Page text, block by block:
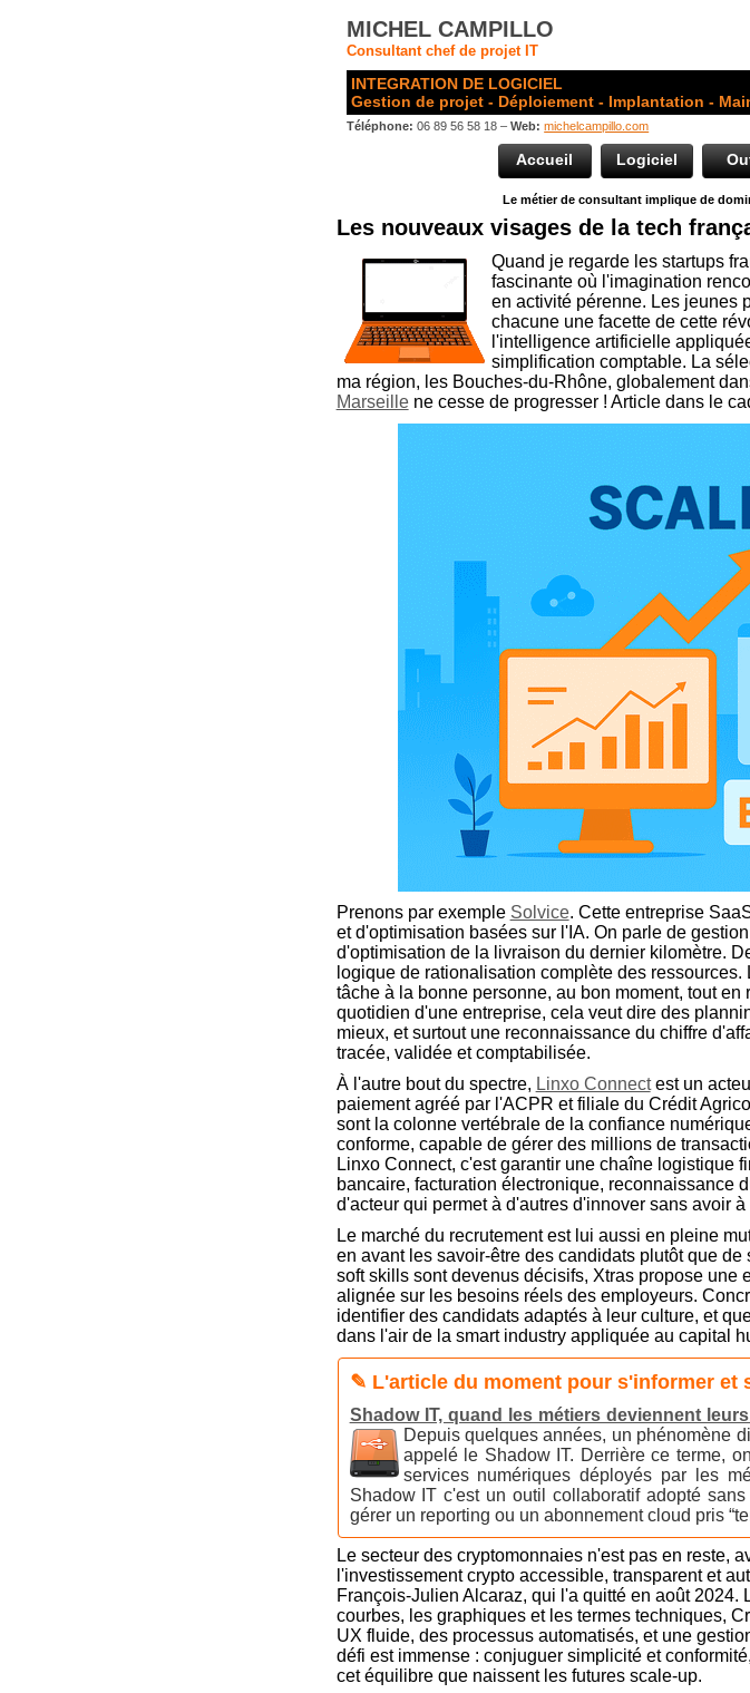
MICHEL CAMPILLO
Consultant chef de projet IT
INTEGRATION DE LOGICIEL
Gestion de projet - Déploiement - Implantation -
Téléphone: 06 89 56 58 18 –Web: michelcampillo.com
Accueil Logiciel
Le métier de consultant implique de
Les nouveaux visages de la tech
Quand je regarde les startups
fascinante où l'imagination
en activité pérenne. Les jeunes
chacune une facette de cette
l'intelligence artificielle
simplification comptable. La
ma région, les Bouches-du-Rhône, globalement
Marseillene cesse de progresser ! Article dans le
Prenons par exemple Solvice. Cette entreprise
et d'optimisation basées sur l'IA. On parle de
d'optimisation de la livraison du dernier kilomètre.
logique de rationalisation complète des
tâche à la bonne personne, au bon moment, tout
quotidien d'une entreprise, cela veut dire des
mieux, et surtout une reconnaissance du chiffre
tracée, validée et comptabilisée.
À l'autre bout du spectre, Linxo Connectest un
paiement agréé par l'ACPR et filiale du Crédit
sont la colonne vertébrale de la confiance
conforme, capable de gérer des millions de
Linxo Connect, c'est garantir une chaîne logistique
bancaire, facturation électronique, reconnaissance
d'acteur qui permet à d'autres d'innover sans avoir
Le marché du recrutement est lui aussi en pleine
en avant les savoir-être des candidats plutôt que
soft skills sont devenus décisifs, Xtras propose une
alignée sur les besoins réels des employeurs.
identifier des candidats adaptés à leur culture, et
dans l'air de la smart industry appliquée au capital
✎ L'article du moment pour s'informer et
Shadow IT, quand les métiers deviennent
Depuis quelques années, un phénomène
appelé le Shadow IT. Derrière ce terme,
services numériques déployés par les
Shadow IT c'est un outil collaboratif adopté
gérer un reporting ou un abonnement cloud pris
Le secteur des cryptomonnaies n'est pas en reste,
l'investissement crypto accessible, transparent et
François-Julien Alcaraz, qui l'a quitté en août
courbes, les graphiques et les termes techniques,
UX fluide, des processus automatisés, et une
défi est immense : conjuguer simplicité et
cet équilibre que naissent les futures scale-up.